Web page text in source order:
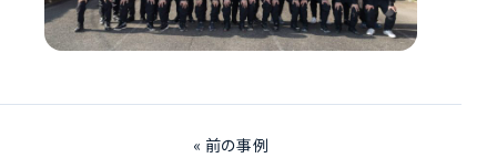
« 前の事例